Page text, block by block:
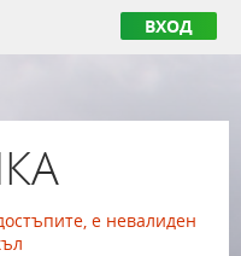
ВХОД
е невалиден